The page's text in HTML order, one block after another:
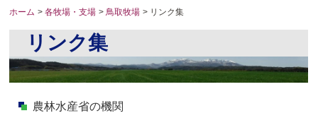
ホーム >各牧場・支場 >鳥取牧場 > リンク集
リンク集
農林水産省の機関